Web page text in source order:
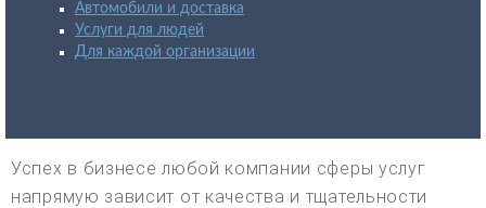
Автомобили и доставка
Услуги для людей
Для каждой организации
Успех в бизнесе любой компании сферы услуг
напрямую зависит от качества и тщательности